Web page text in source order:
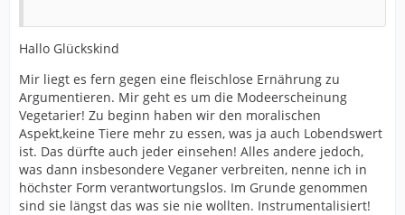
Hallo Glückskind
Mir liegt es fern gegen eine fleischlose Ernährung zu
Argumentieren. Mir geht es um die Modeerscheinung
Vegetarier! Zu beginn haben wir den moralischen
Aspekt,keine Tiere mehr zu essen, was ja auch Lobendswert
ist. Das dürfte auch jeder einsehen! Alles andere jedoch,
was dann insbesondere Veganer verbreiten, nenne ich in
höchster Form verantwortungslos. Im Grunde genommen
sind sie längst das was sie nie wollten. Instrumentalisiert!